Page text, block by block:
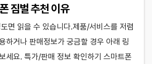
짐벌 추천 이유
면 읽을 수 있습니다.제품/서비스를 저렴
하거나 판매정보가 궁금할 경우 아래 링
세요. 특가/판매 정보 확인하기 스마트폰